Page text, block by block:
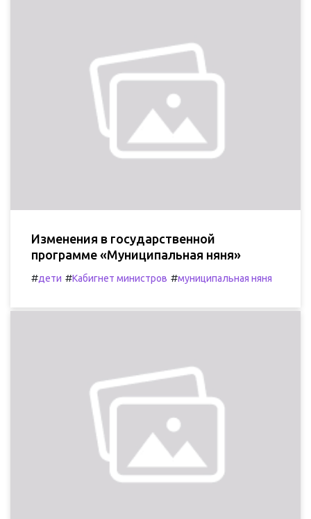
Изменения в государственной
программе «Муниципальная няня»
#дети #Кабигнет министров #муниципальная няня